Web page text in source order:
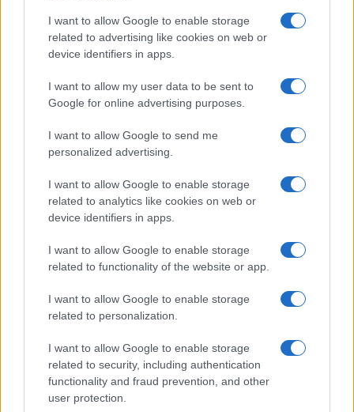
I want to allow Google to enable storage
related to advertising like cookies on web or
device identifiers in apps.
I want to allow my user data to be sent to
Google for online advertising purposes.
I want to allow Google to send me
personalized advertising.
I want to allow Google to enable storage
related to analytics like cookies on web or
device identifiers in apps.
I want to allow Google to enable storage
related to functionality of the website or app.
I want to allow Google to enable storage
related to personalization.
I want to allow Google to enable storage
related to security, including authentication
functionality and fraud prevention, and other
user protection.
FITNESS
tracker giusto
Camilla Fiore · 8 Ago 2026
FITNESS